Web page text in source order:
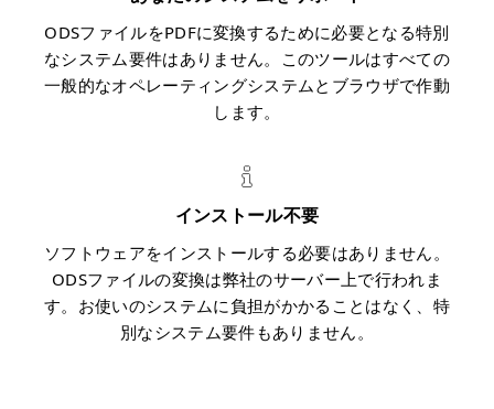
ODSファイルをPDFに変換するために必要となる特別
なシステム要件はありません。このツールはすべての
一般的なオペレーティングシステムとブラウザで作動
します。
インストール不要
ソフトウェアをインストールする必要はありません。
ODSファイルの変換は弊社のサーバー上で行われま
す。お使いのシステムに負担がかかることはなく、特
別なシステム要件もありません。